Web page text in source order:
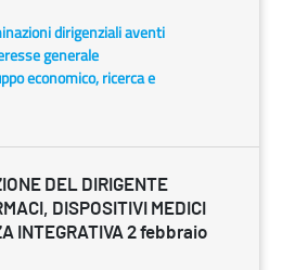
dirigenziali aventi
generale
economico, ricerca e
DEL DIRIGENTE
DISPOSITIVI MEDICI
INTEGRATIVA 2 febbraio